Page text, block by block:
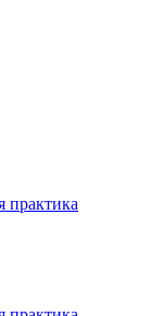
практика